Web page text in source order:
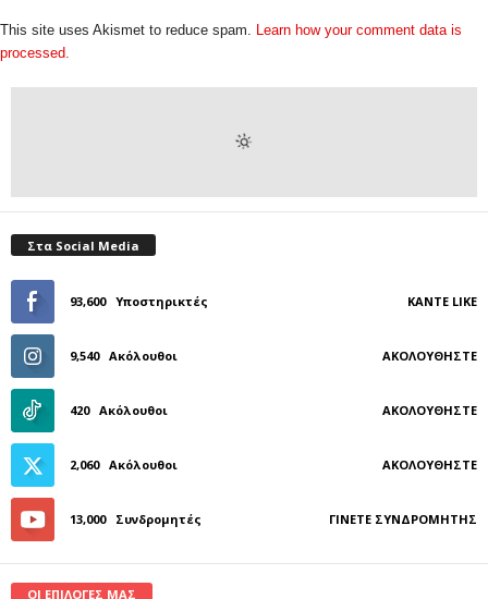
This site uses Akismet to reduce spam. Learn how your comment data is
processed.
Στα Social Media
93,600 Υποστηρικτές ΚΆΝΤΕ LIKE
9,540 Ακόλουθοι ΑΚΟΛΟΥΘΉΣΤΕ
420 Ακόλουθοι ΑΚΟΛΟΥΘΉΣΤΕ
2,060 Ακόλουθοι ΑΚΟΛΟΥΘΉΣΤΕ
13,000 Συνδρομητές ΓΊΝΕΤΕ ΣΥΝΔΡΟΜΗΤΉΣ
ΟΙ ΕΠΙΛΟΓΕΣ ΜΑΣ